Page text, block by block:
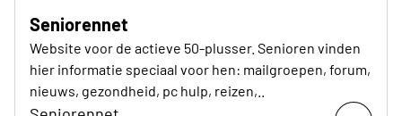
Seniorennet
Website voor de actieve 50-plusser. Senioren vinden
hier informatie speciaal voor hen: mailgroepen, forum,
nieuws, gezondheid, pc hulp, reizen,..